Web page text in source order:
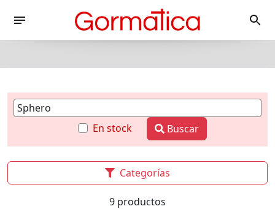
En stock Buscar
Categorías
9 productos